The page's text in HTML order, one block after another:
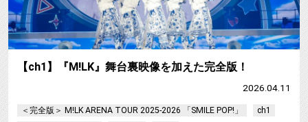
【ch1】『M!LK』舞台裏映像を加えた完全版！
2026.04.11
＜完全版＞ M!LK ARENA TOUR 2025-2026 「SMILE POP!」
ch1